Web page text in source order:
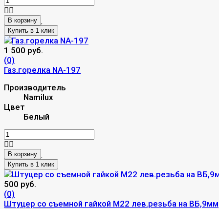
В корзину
1 500 руб.
(0)
Газ.горелка NA-197
Производитель
Namilux
Цвет
Белый
В корзину
500 руб.
(0)
Штуцер со съемной гайкой М22 лев.резьба на ВБ,9мм